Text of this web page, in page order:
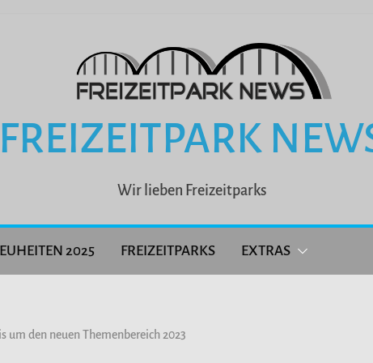
FREIZEITPARK
Wir lieben Freizeitparks
2025 FREIZEITPARKS EXTRAS
um den neuen Themenbereich 2023